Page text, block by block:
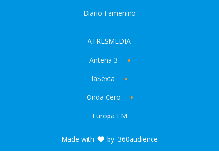
Diario Femenino
ATRESMEDIA:
Antena 3
laSexta
Onda Cero
Europa FM
Made with by 360audience